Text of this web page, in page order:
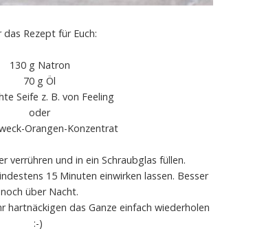
das Rezept für Euch:
130 g Natron
70 g Öl
Seife z. B. von Feeling
oder
Orangen-Konzentrat
verrühren und in ein Schraubglas füllen.
15 Minuten einwirken lassen. Besser
noch über Nacht.
hartnäckigen das Ganze einfach wiederholen
:-)